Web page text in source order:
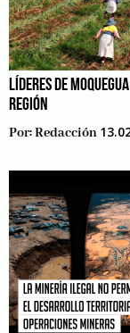
LÍDERES DE
REGIÓN
Por:Redacción